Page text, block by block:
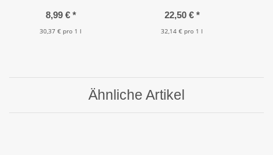
8,99 € *
30,37 € pro 1 l
22,50 € *
32,14 € pro 1 l
Ähnliche Artikel